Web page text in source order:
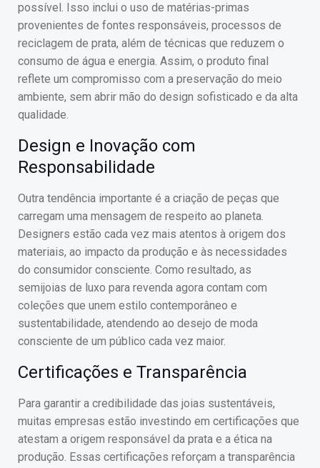
possível. Isso inclui o uso de matérias-primas
provenientes de fontes responsáveis, processos de
reciclagem de prata, além de técnicas que reduzem o
consumo de água e energia. Assim, o produto final
reflete um compromisso com a preservação do meio
ambiente, sem abrir mão do design sofisticado e da alta
qualidade.
Design e Inovação com
Responsabilidade
Outra tendência importante é a criação de peças que
carregam uma mensagem de respeito ao planeta.
Designers estão cada vez mais atentos à origem dos
materiais, ao impacto da produção e às necessidades
do consumidor consciente. Como resultado, as
semijoias de luxo para revenda agora contam com
coleções que unem estilo contemporâneo e
sustentabilidade, atendendo ao desejo de moda
consciente de um público cada vez maior.
Certificações e Transparência
Para garantir a credibilidade das joias sustentáveis,
muitas empresas estão investindo em certificações que
atestam a origem responsável da prata e a ética na
produção. Essas certificações reforçam a transparência